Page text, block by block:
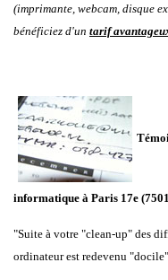
(imprimante, webcam, disque
bénéficiez d'un tarif
informatique à Paris 17e
"Suite à votre "clean-up" des
ordinateur est redevenu